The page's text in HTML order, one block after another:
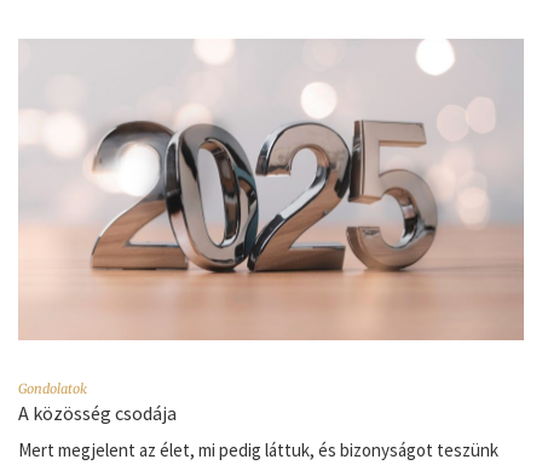
Gondolatok
A közösség csodája
Mert megjelent az élet, mi pedig láttuk, és bizonyságot teszünk